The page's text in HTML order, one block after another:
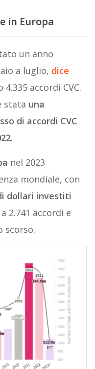
in Europa
un anno
a luglio, dice
accordi CVC.
stata una
di accordi CVC
nel 2023
mondiale, con
dollari investiti
2.741 accordi e
scorso.